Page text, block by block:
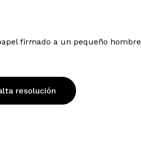
firmado a un pequeño hombre
resolución